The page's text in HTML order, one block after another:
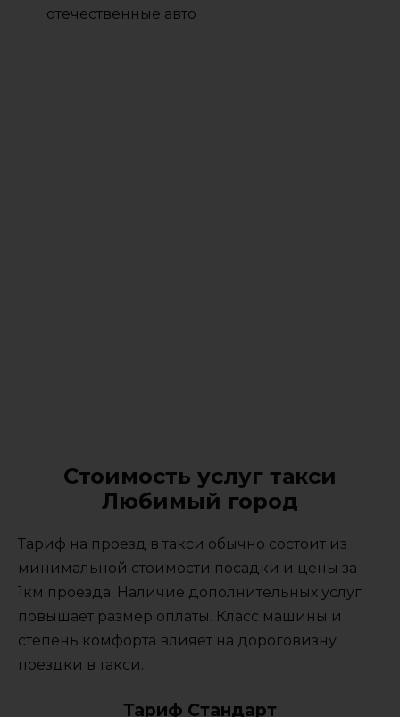
отечественные авто
Стоимость услуг такси
Любимый город
Тариф на проезд в такси обычно состоит из
минимальной стоимости посадки и цены за
1км проезда. Наличие дополнительных услуг
повышает размер оплаты. Класс машины и
степень комфорта влияет на дороговизну
поездки в такси.
Тариф Стандарт